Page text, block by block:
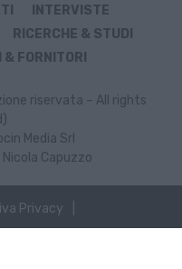
INTERVISTE
RICERCHE & STUDI
FORNITORI
riservata – All rights
Media Srl
Capuzzo
Privacy